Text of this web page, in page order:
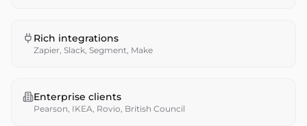
Rich integrations
Zapier, Slack, Segment, Make
Enterprise clients
Pearson, IKEA, Rovio, British Council